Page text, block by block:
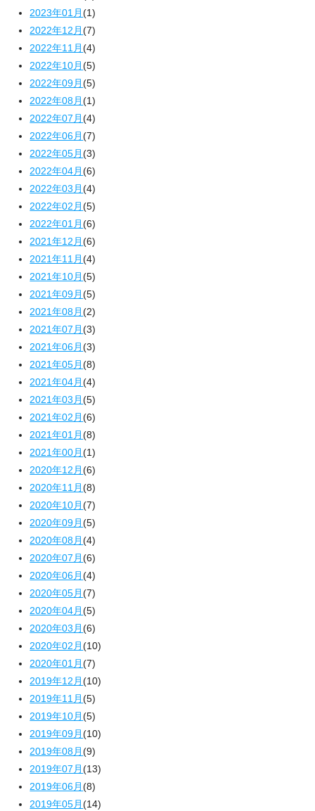
2023年01月(1)
2022年12月(7)
2022年11月(4)
2022年10月(5)
2022年09月(5)
2022年08月(1)
2022年07月(4)
2022年06月(7)
2022年05月(3)
2022年04月(6)
2022年03月(4)
2022年02月(5)
2022年01月(6)
2021年12月(6)
2021年11月(4)
2021年10月(5)
2021年09月(5)
2021年08月(2)
2021年07月(3)
2021年06月(3)
2021年05月(8)
2021年04月(4)
2021年03月(5)
2021年02月(6)
2021年01月(8)
2021年00月(1)
2020年12月(6)
2020年11月(8)
2020年10月(7)
2020年09月(5)
2020年08月(4)
2020年07月(6)
2020年06月(4)
2020年05月(7)
2020年04月(5)
2020年03月(6)
2020年02月(10)
2020年01月(7)
2019年12月(10)
2019年11月(5)
2019年10月(5)
2019年09月(10)
2019年08月(9)
2019年07月(13)
2019年06月(8)
2019年05月(14)